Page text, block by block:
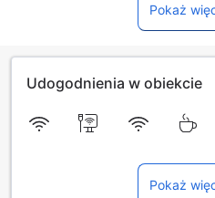
Pokaż
Udogodnienia w obiekcie
Pokaż